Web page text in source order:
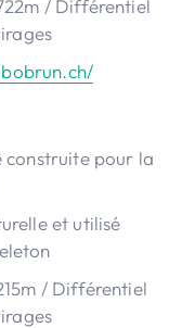
/ Différentiel
construite pour la
et utilisé
/ Différentiel